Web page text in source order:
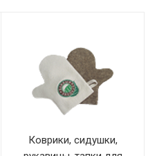
Коврики, сидушки,